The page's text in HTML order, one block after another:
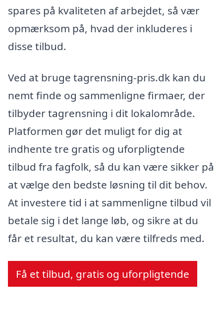
spares på kvaliteten af arbejdet, så vær
opmærksom på, hvad der inkluderes i
disse tilbud.
Ved at bruge tagrensning-pris.dk kan du
nemt finde og sammenligne firmaer, der
tilbyder tagrensning i dit lokalområde.
Platformen gør det muligt for dig at
indhente tre gratis og uforpligtende
tilbud fra fagfolk, så du kan være sikker på
at vælge den bedste løsning til dit behov.
At investere tid i at sammenligne tilbud vil
betale sig i det lange løb, og sikre at du
får et resultat, du kan være tilfreds med.
Få et tilbud, gratis og uforpligtende